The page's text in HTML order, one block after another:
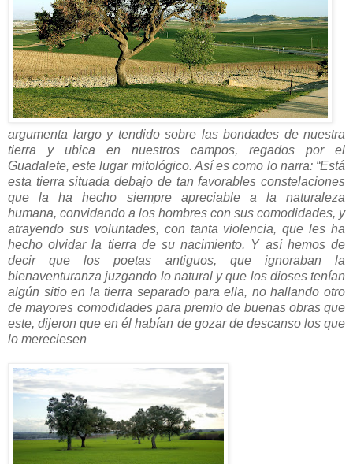
argumenta largo y tendido sobre las bondades de nuestra
tierra y ubica en nuestros campos, regados por el
Guadalete, este lugar mitológico. Así es como lo narra: “Está
esta tierra situada debajo de tan favorables constelaciones
que la ha hecho siempre apreciable a la naturaleza
humana, convidando a los hombres con sus comodidades, y
atrayendo sus voluntades, con tanta violencia, que les ha
hecho olvidar la tierra de su nacimiento. Y así hemos de
decir que los poetas antiguos, que ignoraban la
bienaventuranza juzgando lo natural y que los dioses tenían
algún sitio en la tierra separado para ella, no hallando otro
de mayores comodidades para premio de buenas obras que
este, dijeron que en él habían de gozar de descanso los que
lo mereciesen